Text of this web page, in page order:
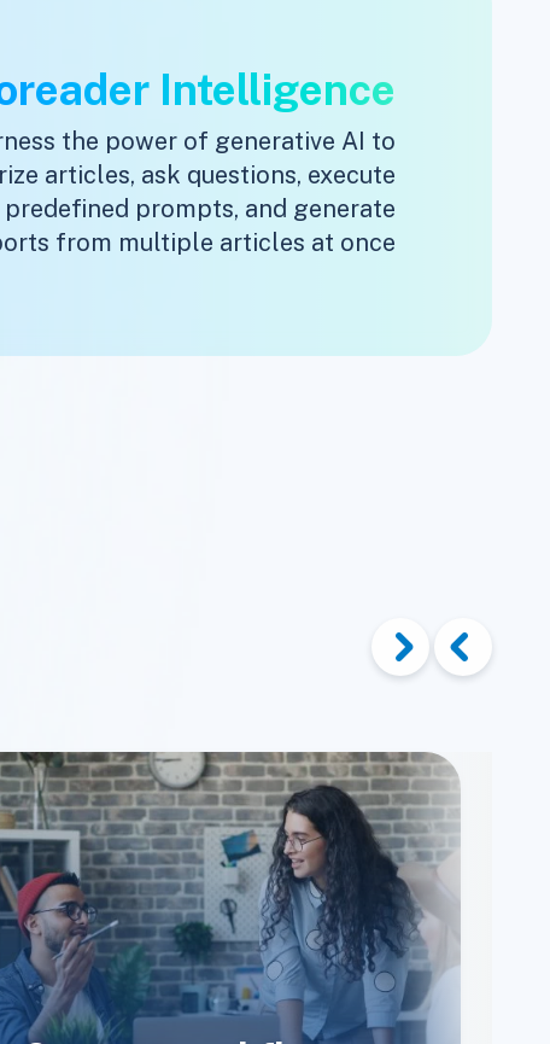
Intelligence
the power of generative AI to
articles, ask questions, execute
prompts, and generate
from multiple articles at once.